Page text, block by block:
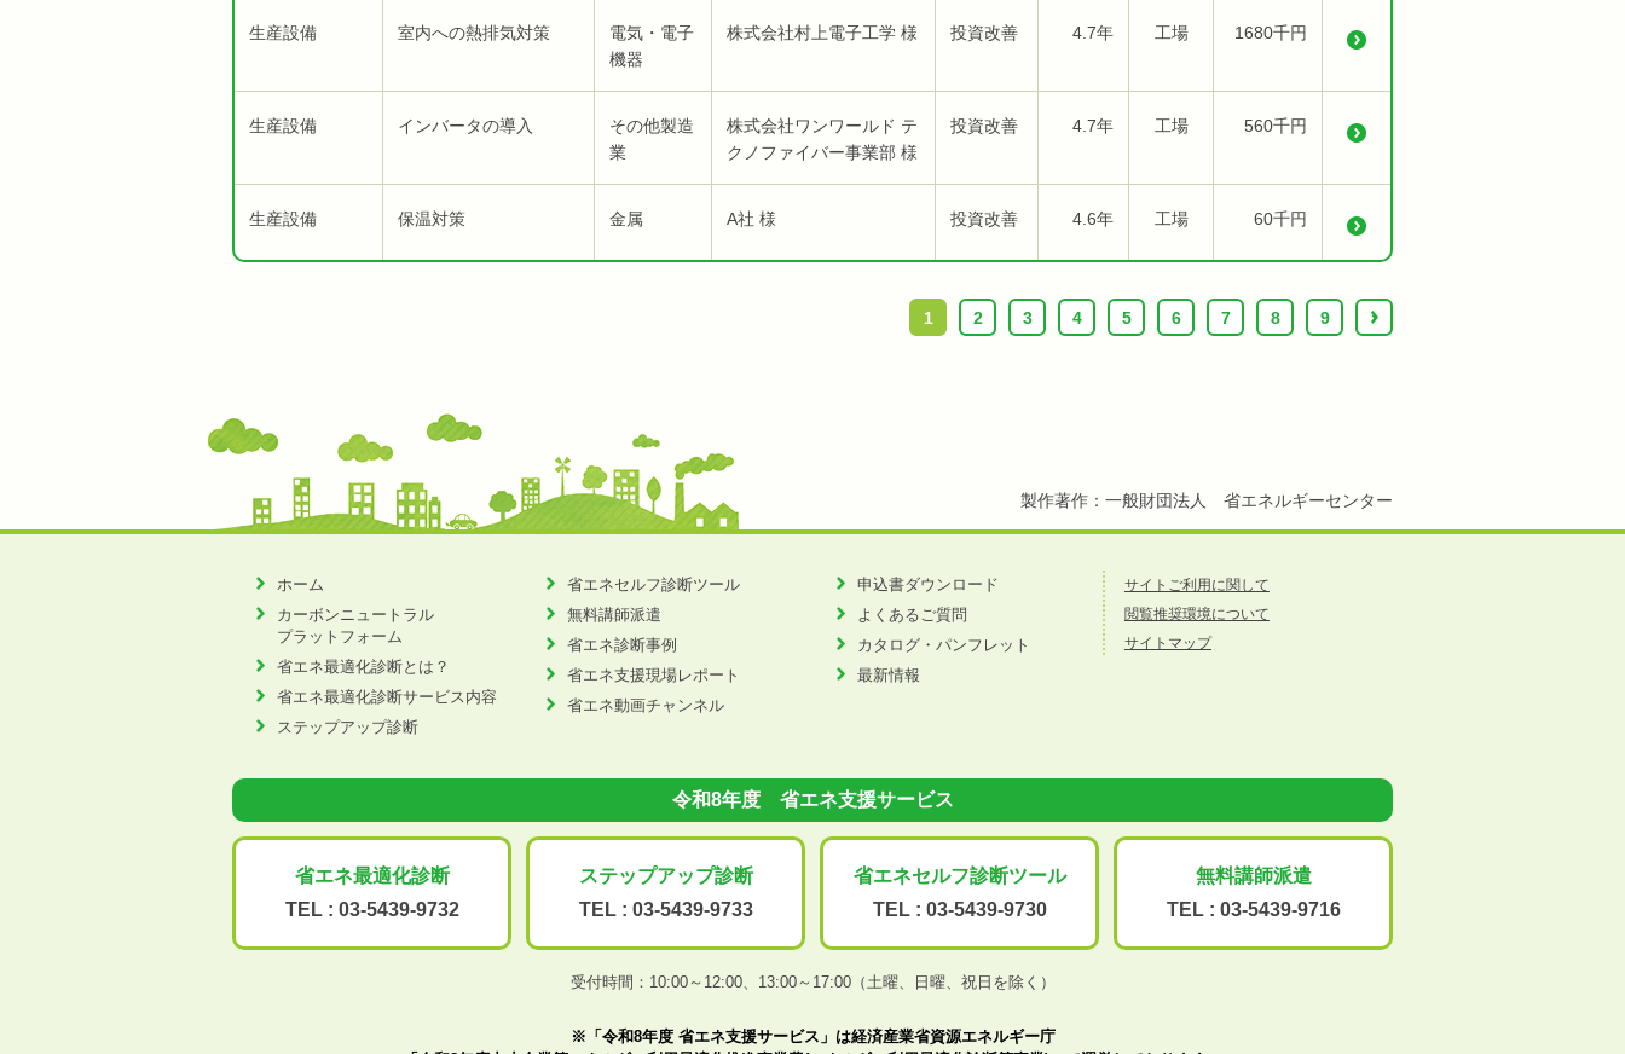
生産設備 室内への熱排気対策
電気・電子
機器
株式会社村上電子工学 様 投資改善 4.7年 工場 1680千円
生産設備 インバータの導入
その他製造
業
株式会社ワンワールド テ
クノファイバー事業部 様
投資改善 4.7年 工場 560千円
生産設備 保温対策 金属 A社 様 投資改善 4.6年 工場 60千円
1 2 3 4 5 6 7 8 9 ›
製作著作：一般財団法人 省エネルギーセンター
ホーム
カーボンニュートラル
プラットフォーム
省エネ最適化診断とは？
省エネ最適化診断サービス内容
ステップアップ診断
省エネセルフ診断ツール
無料講師派遣
省エネ診断事例
省エネ支援現場レポート
省エネ動画チャンネル
申込書ダウンロード
よくあるご質問
カタログ・パンフレット
最新情報
サイトご利用に関して
閲覧推奨環境について
サイトマップ
令和8年度 省エネ支援サービス
省エネ最適化診断
TEL : 03-5439-9732
ステップアップ診断
TEL : 03-5439-9733
省エネセルフ診断ツール
TEL : 03-5439-9730
無料講師派遣
TEL : 03-5439-9716
受付時間：10:00～12:00、 13:00～17:00（土曜、日曜、祝日を除く）
※「令和8年度 省エネ支援サービス」は経済産業省資源エネルギー庁